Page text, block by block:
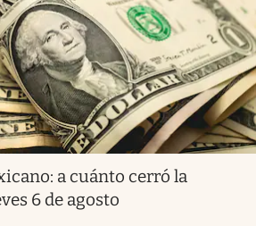
a cuánto cerró la
6 de agosto